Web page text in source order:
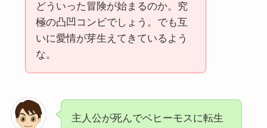
どういった冒険が始まるのか。究
極の凸凹コンビでしょう。でも互
いに愛情が芽生えてきているよう
な。
主人公が死んでベヒーモスに転生